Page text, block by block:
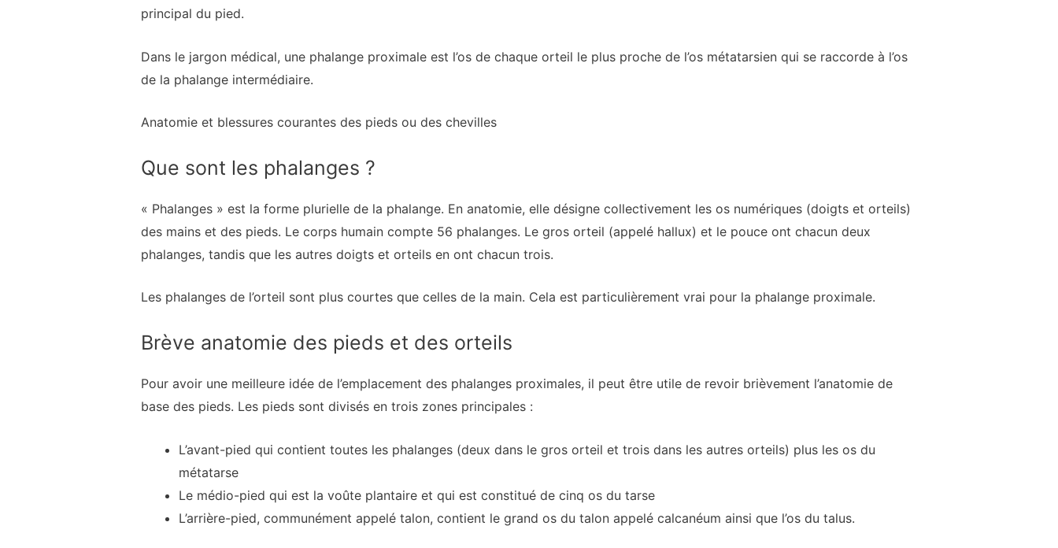
principal du pied.
Dans le jargon médical, une phalange proximale est l’os de chaque orteil le plus proche de l’os métatarsien qui se raccorde à l’os
de la phalange intermédiaire.
Anatomie et blessures courantes des pieds ou des chevilles
Que sont les phalanges ?
« Phalanges » est la forme plurielle de la phalange. En anatomie, elle désigne collectivement les os numériques (doigts et orteils)
des mains et des pieds. Le corps humain compte 56 phalanges. Le gros orteil (appelé hallux) et le pouce ont chacun deux
phalanges, tandis que les autres doigts et orteils en ont chacun trois.
Les phalanges de l’orteil sont plus courtes que celles de la main. Cela est particulièrement vrai pour la phalange proximale.
Brève anatomie des pieds et des orteils
Pour avoir une meilleure idée de l’emplacement des phalanges proximales, il peut être utile de revoir brièvement l’anatomie de
base des pieds. Les pieds sont divisés en trois zones principales :
L’avant-pied qui contient toutes les phalanges (deux dans le gros orteil et trois dans les autres orteils) plus les os du
métatarse
Le médio-pied qui est la voûte plantaire et qui est constitué de cinq os du tarse
L’arrière-pied, communément appelé talon, contient le grand os du talon appelé calcanéum ainsi que l’os du talus.